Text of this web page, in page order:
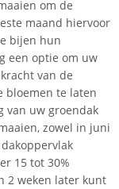
om de
maand hiervoor
bijen hun
een optie om uw
van de
bloemen te laten
van uw groendak
zowel in juni
15 tot 30%
2 weken later kunt